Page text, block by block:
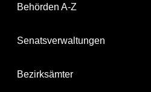
Behörden A-Z
Senatsverwaltungen
Bezirksämter